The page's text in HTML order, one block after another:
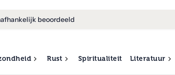
beoordeeld
Rust Spiritualiteit Literatuur